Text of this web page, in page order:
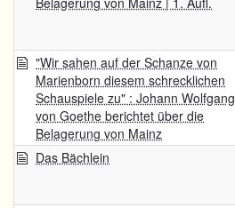
"Wir sahen auf der Schanze von
Marienborn diesem schrecklichen
Schauspiele zu" : Johann Wolfgang
von Goethe berichtet über die
Belagerung von Mainz
Das Bächlein